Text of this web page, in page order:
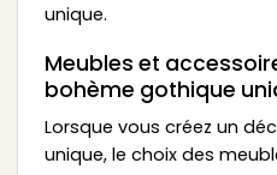
unique.
Meubles et
bohème gothique
Lorsque vous créez un
unique, le choix des